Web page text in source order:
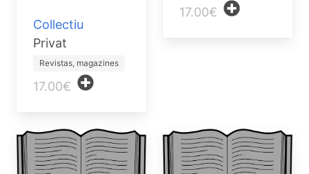
Collectiu
Privat
Revistas, magazines
17.00€
17.00€